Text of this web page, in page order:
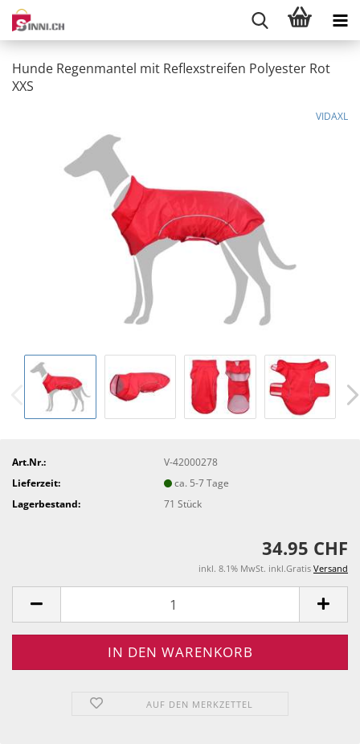
Hunde Regenmantel mit Reflexstreifen Polyester Rot
XXS
VIDAXL
Art.Nr.:
V-42000278
Lieferzeit:
ca. 5-7 Tage
Lagerbestand:
71Stück
34.95 CHF
inkl. 8.1% MwSt. inkl.Gratis Versand
AUF DEN MERKZETTEL